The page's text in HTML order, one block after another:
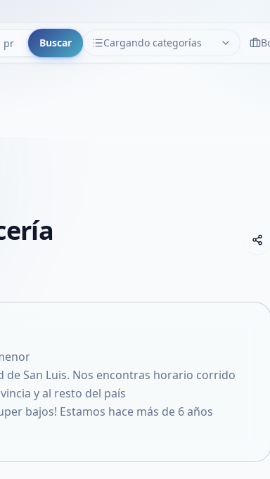
Buscar Cargando categorías
CATEGORÍAS Limpiar
de San Luis. Nos encontras horario corrido
y al resto del país
bajos! Estamos hace más de 6 años